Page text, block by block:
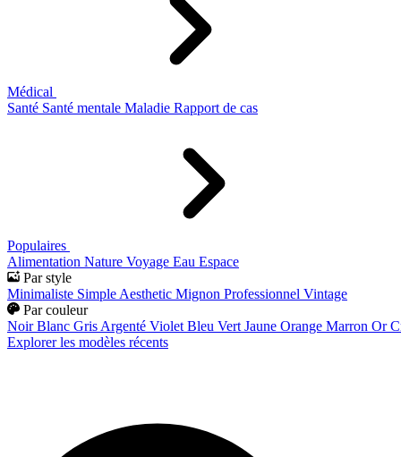
Médical
Santé Santé mentale Maladie Rapport de cas
Populaires
Alimentation Nature Voyage Eau Espace
Par style
Minimaliste Simple Aesthetic Mignon Professionnel Vintage
Par couleur
Noir Blanc Gris Argenté Violet Bleu Vert Jaune Orange Marron Or
Explorer les modèles récents